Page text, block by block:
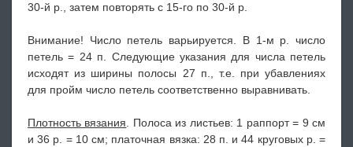
30-й р., затем повторять с 15-го по 30-й р.
Внимание! Число петель варьируется. В 1-м р. число
петель = 24 п. Следующие указания для числа петель
исходят из ширины полосы 27 п., т.е. при убавлениях
для пройм число петель соответственно выравнивать.
Плотность вязания. Полоса из листьев: 1 раппорт = 9 см
и 36 р. = 10 см; платочная вязка: 28 п. и 44 круговых р. =